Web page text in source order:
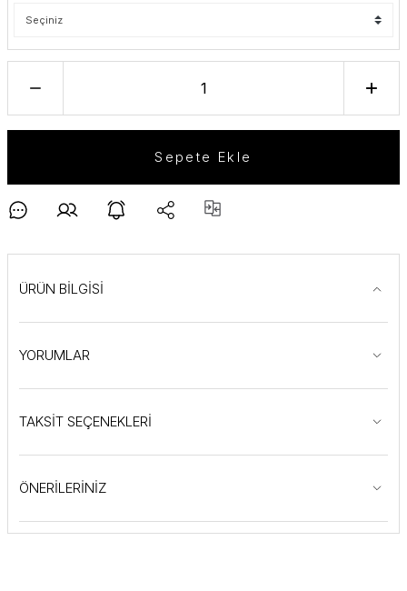
Sepete Ekle
ÜRÜN BİLGİSİ
YORUMLAR
TAKSİT SEÇENEKLERİ
ÖNERİLERİNİZ